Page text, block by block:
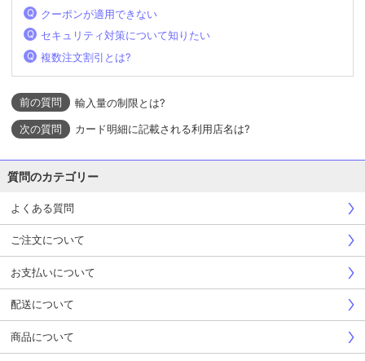
クーポンが適用できない
セキュリティ対策について知りたい
複数注文割引とは?
輸入量の制限とは?
カード明細に記載される利用店名は?
質問のカテゴリー
よくある質問
ご注文について
お支払いについて
配送について
商品について